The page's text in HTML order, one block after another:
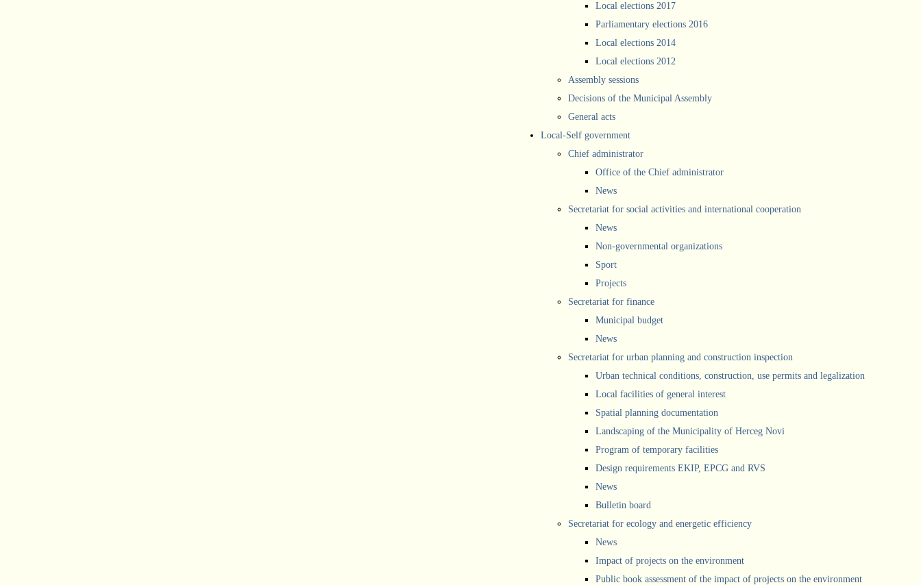
Local elections 2017
Parliamentary elections 2016
Local elections 2014
Local elections 2012
Assembly sessions
Decisions of the Municipal Assembly
General acts
Local-Self government
Chief administrator
Office of the Chief administrator
News
Secretariat for social activities and international cooperation
News
Non-governmental organizations
Sport
Projects
Secretariat for finance
Municipal budget
News
Secretariat for urban planning and construction inspection
Urban technical conditions, construction, use permits and legalization
Local facilities of general interest
Spatial planning documentation
Landscaping of the Municipality of Herceg Novi
Program of temporary facilities
Design requirements EKIP, EPCG and RVS
News
Bulletin board
Secretariat for ecology and energetic efficiency
News
Impact of projects on the environment
Public book assessment of the impact of projects on the environment